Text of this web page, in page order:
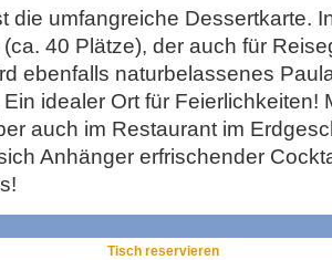
die umfangreiche Dessertkarte.
40 Plätze), der auch für
ebenfalls naturbelassenes
idealer Ort für Feierlichkeiten!
auch im Restaurant im
Anhänger erfrischender
Tisch reservieren